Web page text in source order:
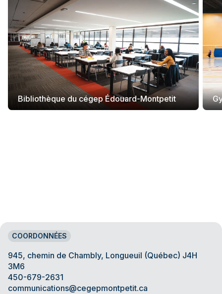
Bibliothèque du cégep Édouard-Montpetit
COORDONNÉES
945, chemin de Chambly, Longueuil (Québec) J4H
3M6
450-679-2631
communications@cegepmontpetit.ca